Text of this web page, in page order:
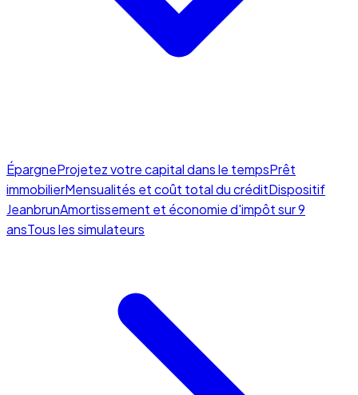
ÉpargneProjetez votre capital dans le tempsPrêt
immobilierMensualités et coût total du créditDispositif
JeanbrunAmortissement et économie d'impôt sur 9
ansTous les simulateurs